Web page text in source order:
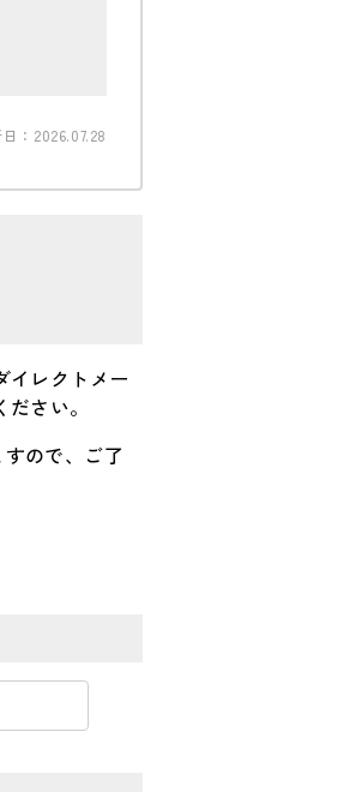
：2026.07.28
イレクトメー
さい。
ので、ご了